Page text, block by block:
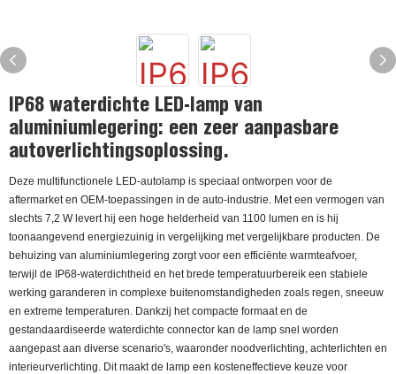
IP68 waterdichte LED-lamp van
aluminiumlegering: een zeer aanpasbare
autoverlichtingsoplossing.
Deze multifunctionele LED-autolamp is speciaal ontworpen voor de
aftermarket en OEM-toepassingen in de auto-industrie. Met een vermogen van
slechts 7,2 W levert hij een hoge helderheid van 1100 lumen en is hij
toonaangevend energiezuinig in vergelijking met vergelijkbare producten. De
behuizing van aluminiumlegering zorgt voor een efficiënte warmteafvoer,
terwijl de IP68-waterdichtheid en het brede temperatuurbereik een stabiele
werking garanderen in complexe buitenomstandigheden zoals regen, sneeuw
en extreme temperaturen. Dankzij het compacte formaat en de
gestandaardiseerde waterdichte connector kan de lamp snel worden
aangepast aan diverse scenario's, waaronder noodverlichting, achterlichten en
interieurverlichting. Dit maakt de lamp een kosteneffectieve keuze voor